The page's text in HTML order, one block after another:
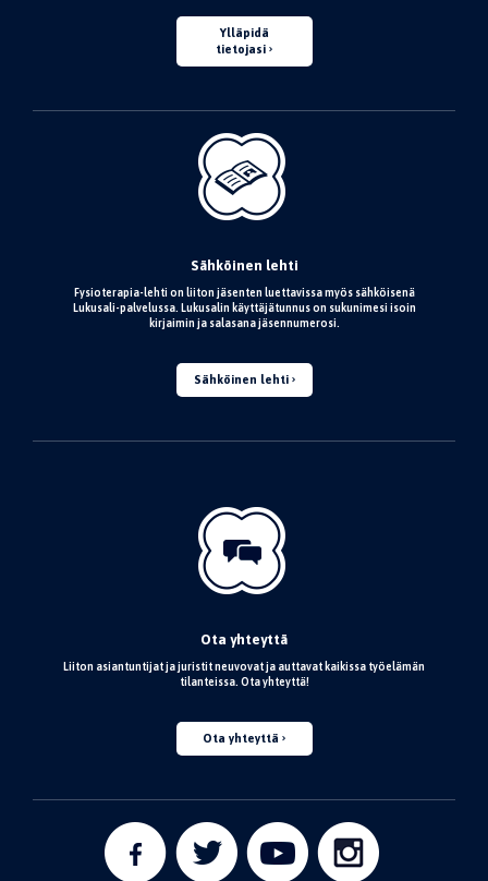
Ylläpidä
tietojasi
Sähköinen lehti
Fysioterapia-lehti on liiton jäsenten luettavissa myös sähköisenä
Lukusali-palvelussa. Lukusalin käyttäjätunnus on sukunimesi isoin
kirjaimin ja salasana jäsennumerosi.
Sähköinen lehti
Ota yhteyttä
Liiton asiantuntijat ja juristit neuvovat ja auttavat kaikissa työelämän
tilanteissa. Ota yhteyttä!
Ota yhteyttä